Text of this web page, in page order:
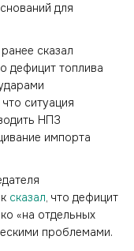
для
сказал
дефицит топлива
ситуация
НПЗ
импорта
сказал, что дефицит
«на отдельных
проблемами.